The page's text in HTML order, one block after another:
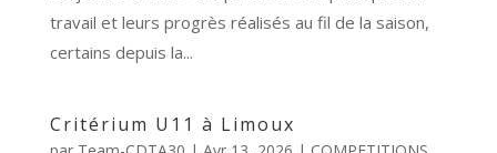
travail et leurs progrès réalisés au fil de la saison,
certains depuis la...
Critérium U11 à Limoux